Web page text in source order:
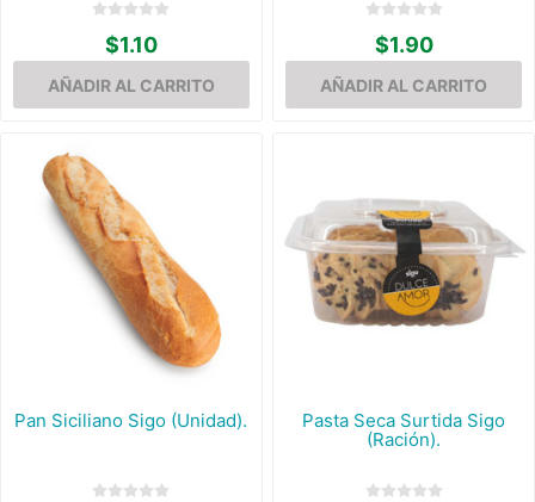
$1.10 $1.90
Pan Siciliano Sigo (Unidad).
Pasta Seca Surtida Sigo
(Ración).